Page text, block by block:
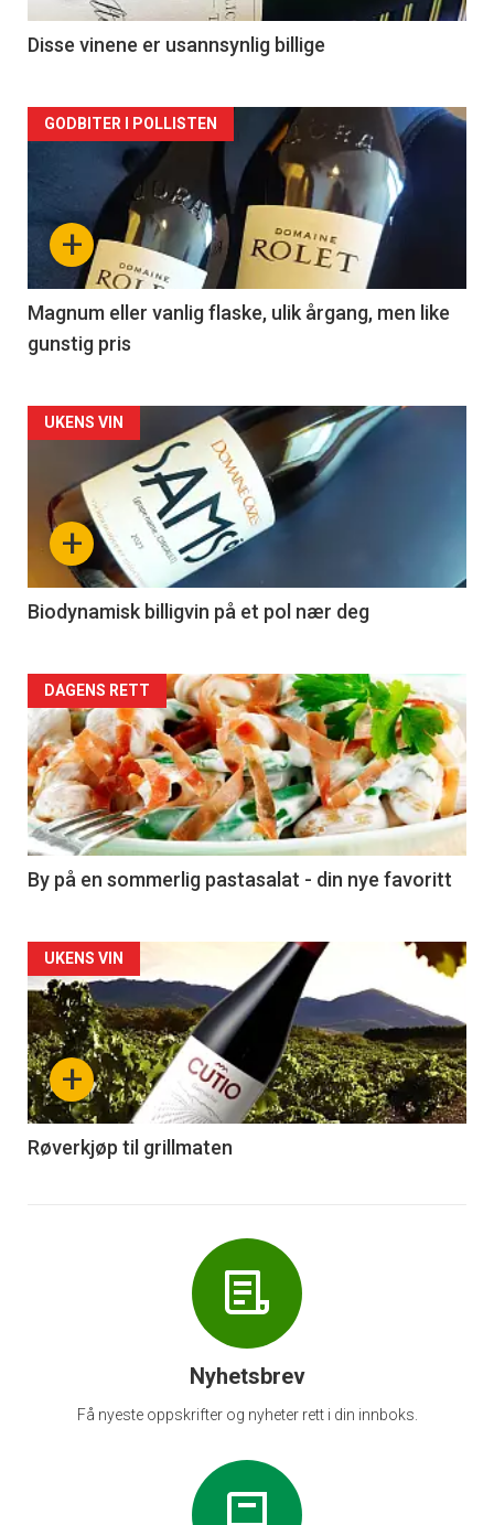
2
Disse vinene er usannsynlig billige
Forsiden
akkurat
nå
3
+
GODBITER I POLLISTEN
Magnum eller vanlig flaske, ulik årgang, men like
gunstig pris
Forsiden
akkurat
nå
4
+
UKENS VIN
Biodynamisk billigvin på et pol nær deg
Forsiden
akkurat
nå
-
5
DAGENS RETT
By på en sommerlig pastasalat - din nye favoritt
Forsiden
akkurat
nå
-
6
+
UKENS VIN
Røverkjøp til grillmaten
Nyhetsbrev
Få nyeste oppskrifter og nyheter rett i din innboks.